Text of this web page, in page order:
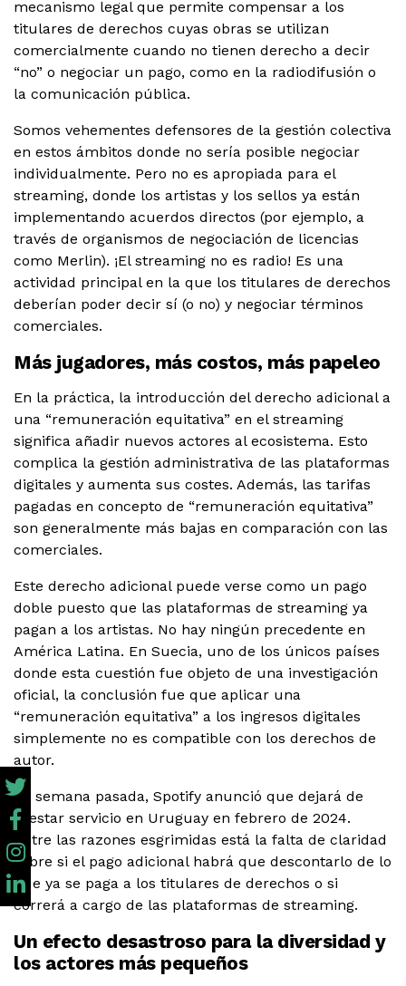
mecanismo legal que permite compensar a los
titulares de derechos cuyas obras se utilizan
comercialmente cuando no tienen derecho a decir
“no” o negociar un pago, como en la radiodifusión o
la comunicación pública.
Somos vehementes defensores de la gestión colectiva
en estos ámbitos donde no sería posible negociar
individualmente. Pero no es apropiada para el
streaming, donde los artistas y los sellos ya están
implementando acuerdos directos (por ejemplo, a
través de organismos de negociación de licencias
como Merlin). ¡El streaming no es radio! Es una
actividad principal en la que los titulares de derechos
deberían poder decir sí (o no) y negociar términos
comerciales.
Más jugadores, más costos, más papeleo
En la práctica, la introducción del derecho adicional a
una “remuneración equitativa” en el streaming
significa añadir nuevos actores al ecosistema. Esto
complica la gestión administrativa de las plataformas
digitales y aumenta sus costes. Además, las tarifas
pagadas en concepto de “remuneración equitativa”
son generalmente más bajas en comparación con las
comerciales.
Este derecho adicional puede verse como un pago
doble puesto que las plataformas de streaming ya
pagan a los artistas. No hay ningún precedente en
América Latina. En Suecia, uno de los únicos países
donde esta cuestión fue objeto de una investigación
oficial, la conclusión fue que aplicar una
“remuneración equitativa” a los ingresos digitales
simplemente no es compatible con los derechos de
autor.
La semana pasada, Spotify anunció que dejará de
prestar servicio en Uruguay en febrero de 2024.
Entre las razones esgrimidas está la falta de claridad
sobre si el pago adicional habrá que descontarlo de lo
que ya se paga a los titulares de derechos o si
correrá a cargo de las plataformas de streaming.
Un efecto desastroso para la diversidad y
los actores más pequeños